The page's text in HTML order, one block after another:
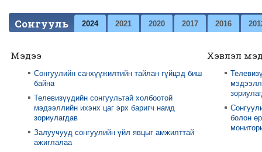
Сонгууль 2024 2021 2020 2017 2016
Мэдээ
Сонгуулийн санхүүжилтийн тайлан гүйцэд биш
байна
Телевизүүдийн сонгуультай холбоотой
мэдээллийн ихэнх цаг эрх баригч намд
зориулагдав
Залуучууд сонгуулийн үйл явцыг амжилттай
ажиглалаа
Хэвлэл
болон